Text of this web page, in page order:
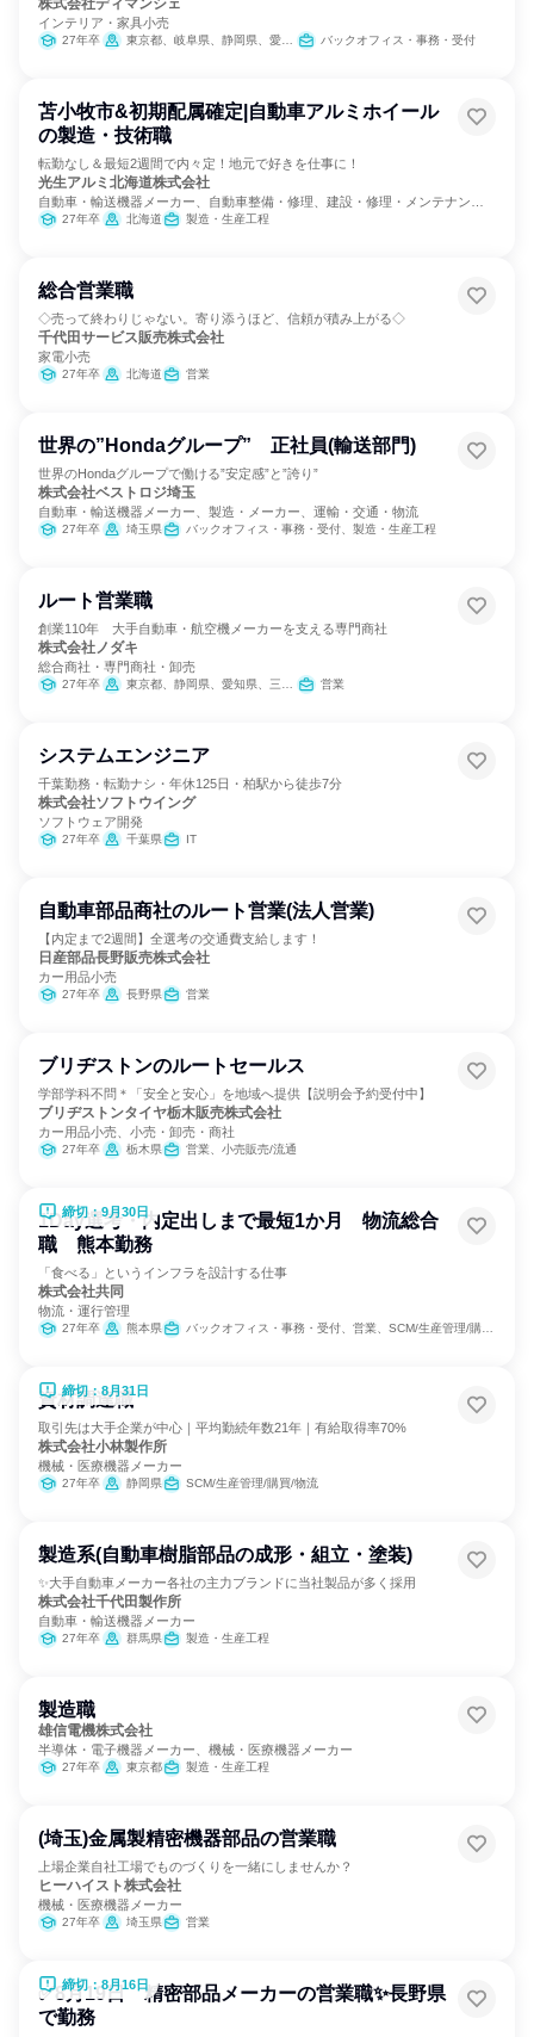
株式会社ディマンシェ
インテリア・家具小売
27年卒 東京都、岐阜県、静岡県、愛知県、三重県、大阪府 バックオフィス・事務・受付
苫小牧市&初期配属確定|自動車アルミホイール
の製造・技術職
転勤なし＆最短2週間で内々定！地元で好きを仕事に！
光生アルミ北海道株式会社
自動車・輸送機器メーカー、自動車整備・修理、建設・修理・メンテナンス
サービス
27年卒 北海道 製造・生産工程
総合営業職
◇売って終わりじゃない。寄り添うほど、信頼が積み上がる◇
千代田サービス販売株式会社
家電小売
27年卒 北海道 営業
世界の”Hondaグループ” 正社員(輸送部門)
世界のHondaグループで働ける”安定感”と”誇り”
株式会社ベストロジ埼玉
自動車・輸送機器メーカー、製造・メーカー、運輸・交通・物流
27年卒 埼玉県 バックオフィス・事務・受付、製造・生産工程
ルート営業職
創業110年 大手自動車・航空機メーカーを支える専門商社
株式会社ノダキ
総合商社・専門商社・卸売
27年卒 東京都、静岡県、愛知県、三重県 営業
システムエンジニア
千葉勤務・転勤ナシ・年休125日・柏駅から徒歩7分
株式会社ソフトウイング
ソフトウェア開発
27年卒 千葉県 IT
自動車部品商社のルート営業(法人営業)
【内定まで2週間】全選考の交通費支給します！
日産部品長野販売株式会社
カー用品小売
27年卒 長野県 営業
ブリヂストンのルートセールス
学部学科不問＊「安全と安心」を地域へ提供【説明会予約受付中】
ブリヂストンタイヤ栃木販売株式会社
カー用品小売、小売・卸売・商社
27年卒 栃木県 営業、小売販売/流通
締切：9月30日
1Day選考・内定出しまで最短1か月 物流総合
職 熊本勤務
「食べる」というインフラを設計する仕事
株式会社共同
物流・運行管理
27年卒 熊本県 バックオフィス・事務・受付、営業、SCM/生産管理/購買/物流、交通/運輸
締切：8月31日
資材調達職
取引先は大手企業が中心｜平均勤続年数21年｜有給取得率70%
株式会社小林製作所
機械・医療機器メーカー
27年卒 静岡県 SCM/生産管理/購買/物流
製造系(自動車樹脂部品の成形・組立・塗装)
✨大手自動車メーカー各社の主力ブランドに当社製品が多く採用
株式会社千代田製作所
自動車・輸送機器メーカー
27年卒 群馬県 製造・生産工程
製造職
雄信電機株式会社
半導体・電子機器メーカー、機械・医療機器メーカー
27年卒 東京都 製造・生産工程
(埼玉)金属製精密機器部品の営業職
上場企業自社工場でものづくりを一緒にしませんか？
ヒーハイスト株式会社
機械・医療機器メーカー
27年卒 埼玉県 営業
締切：8月16日
✅8月19日 精密部品メーカーの営業職✨長野県
で勤務